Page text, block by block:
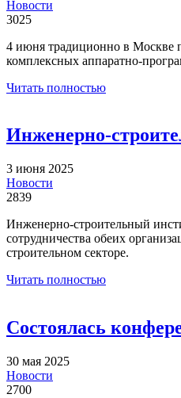
Новости
3025
4 июня традиционно в Москве
комплексных аппаратно-
Читать полностью
Инженерно-
3 июня 2025
Новости
2839
Инженерно-строительный
сотрудничества обеих
строительном секторе.
Читать полностью
Состоялась
30 мая 2025
Новости
2700